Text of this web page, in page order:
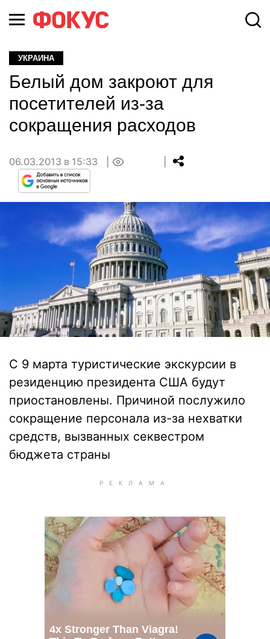
УКРАИНА
Белый дом закроют для
посетителей из-за
сокращения расходов
06.03.2013 в 15:33
С 9 марта туристические экскурсии в
резиденцию президента США будут
приостановлены. Причиной послужило
сокращение персонала из-за нехватки
средств, вызванных секвестром
бюджета страны